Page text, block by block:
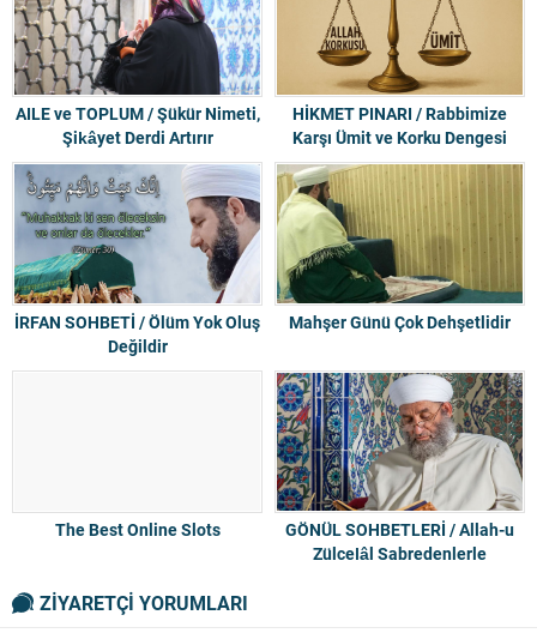
AILE ve TOPLUM / Şükür Nimeti,
Şikâyet Derdi Artırır
HİKMET PINARI / Rabbimize
Karşı Ümit ve Korku Dengesi
İRFAN SOHBETİ / Ölüm Yok Oluş
Değildir
Mahşer Günü Çok Dehşetlidir
The Best Online Slots
GÖNÜL SOHBETLERİ / Allah-u
Zülcelâl Sabredenlerle
ZİYARETÇİ YORUMLARI